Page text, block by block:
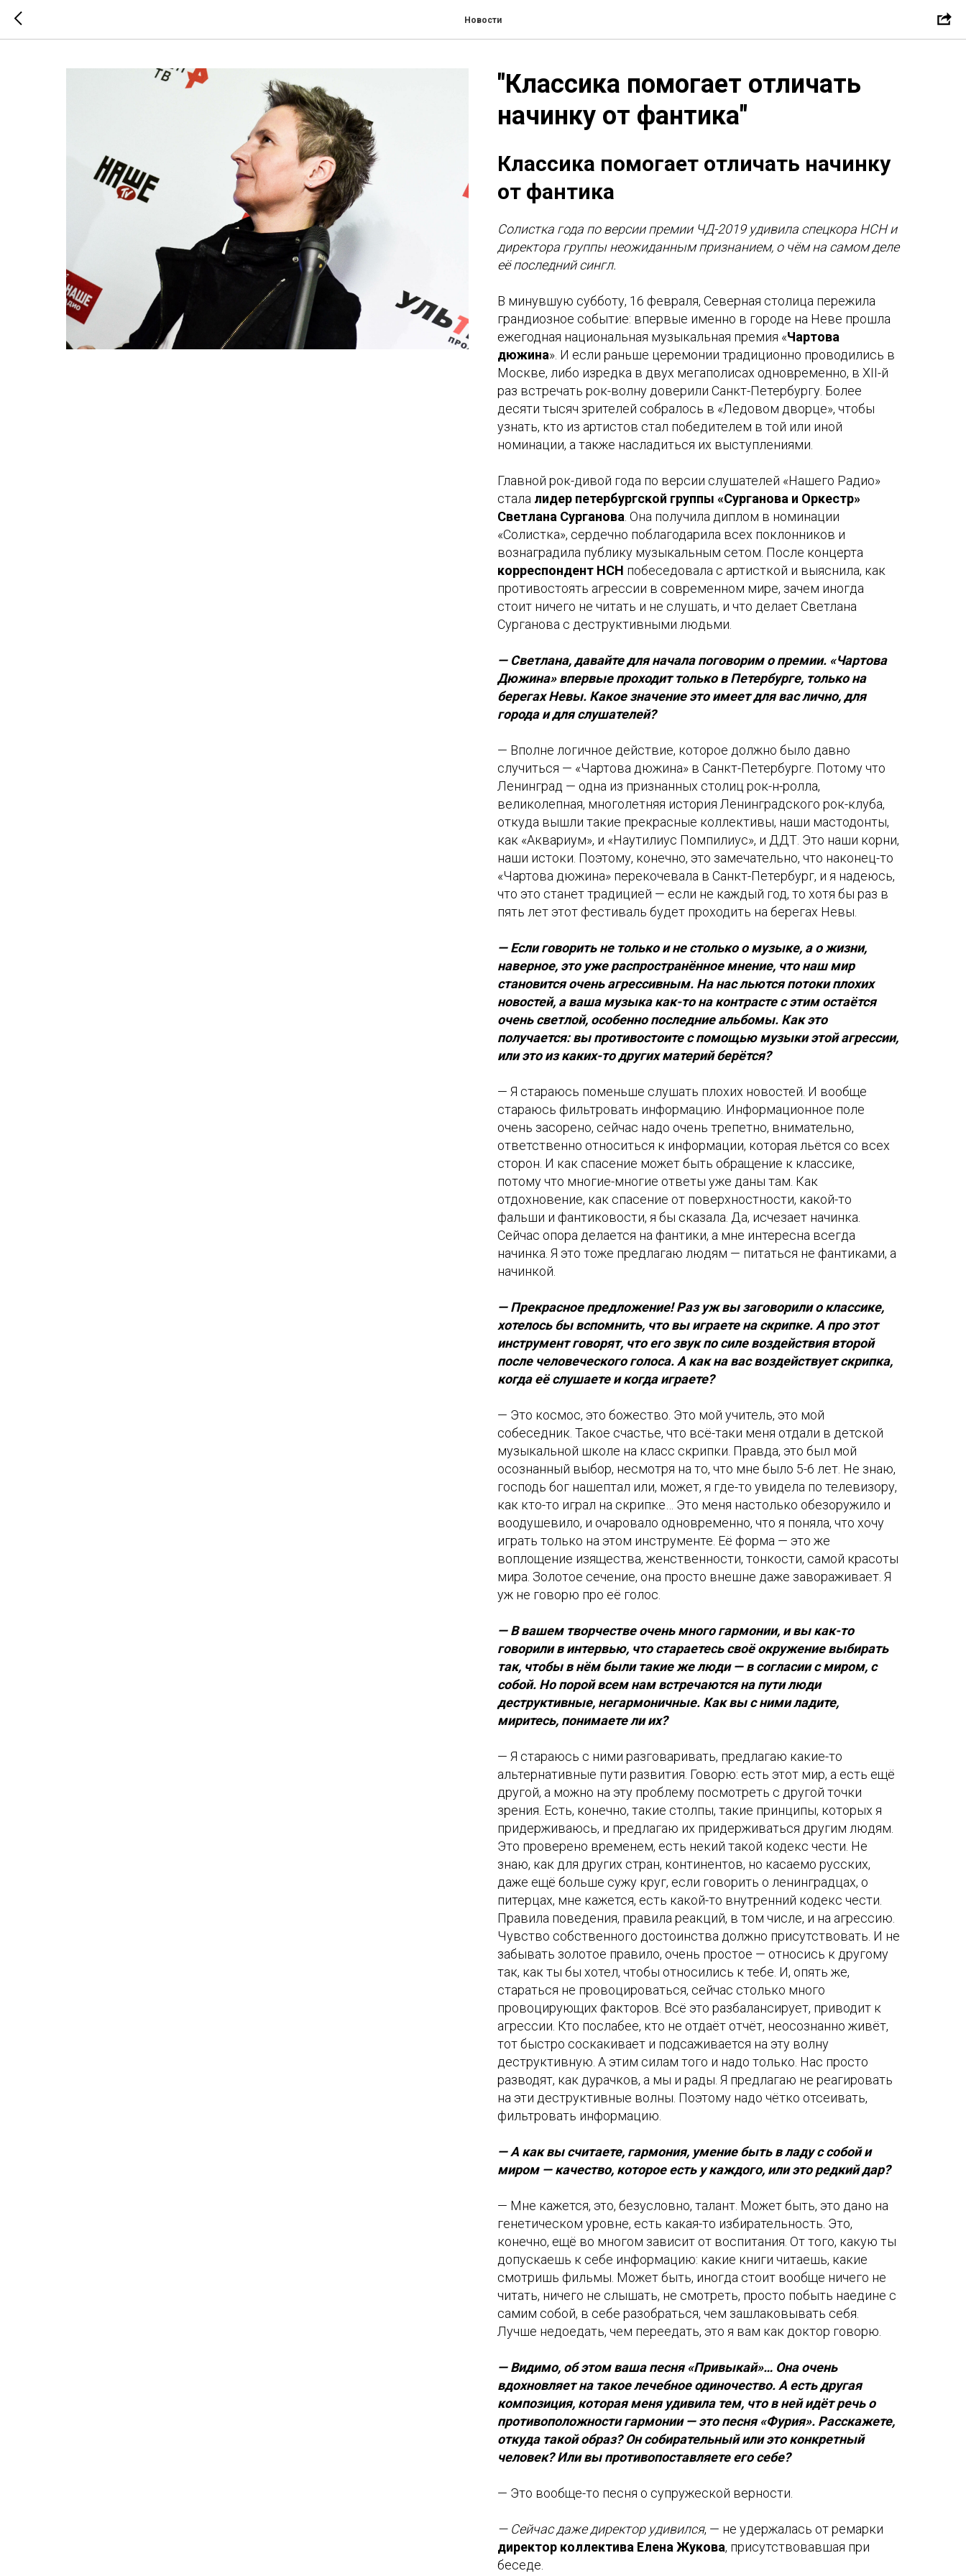
Новости
"Классика помогает отличать
начинку от фантика"
Классика помогает отличать начинку
от фантика
Солистка года по версии премии ЧД-2019 удивила спецкора НСН и
директора группы неожиданным признанием, о чём на самом деле
её последний сингл.
В минувшую субботу, 16 февраля, Северная столица пережила
грандиозное событие: впервые именно в городе на Неве прошла
ежегодная национальная музыкальная премия «Чартова
дюжина». И если раньше церемонии традиционно проводились в
Москве, либо изредка в двух мегаполисах одновременно, в XII-й
раз встречать рок-волну доверили Санкт-Петербургу. Более
десяти тысяч зрителей собралось в «Ледовом дворце», чтобы
узнать, кто из артистов стал победителем в той или иной
номинации, а также насладиться их выступлениями.
Главной рок-дивой года по версии слушателей «Нашего Радио»
стала лидер петербургской группы «Сурганова и Оркестр»
Светлана Сурганова . Она получила диплом в номинации
«Солистка», сердечно поблагодарила всех поклонников и
вознаградила публику музыкальным сетом. После концерта
корреспондент НСН побеседовала с артисткой и выяснила, как
противостоять агрессии в современном мире, зачем иногда
стоит ничего не читать и не слушать, и что делает Светлана
Сурганова с деструктивными людьми.
— Светлана, давайте для начала поговорим о премии. «Чартова
Дюжина» впервые проходит только в Петербурге, только на
берегах Невы. Какое значение это имеет для вас лично, для
города и для слушателей?
— Вполне логичное действие, которое должно было давно
случиться — «Чартова дюжина» в Санкт-Петербурге. Потому что
Ленинград — одна из признанных столиц рок-н-ролла,
великолепная, многолетняя история Ленинградского рок-клуба,
откуда вышли такие прекрасные коллективы, наши мастодонты,
как «Аквариум», и «Наутилиус Помпилиус», и ДДТ. Это наши корни,
наши истоки. Поэтому, конечно, это замечательно, что наконец-то
«Чартова дюжина» перекочевала в Санкт-Петербург, и я надеюсь,
что это станет традицией — если не каждый год, то хотя бы раз в
пять лет этот фестиваль будет проходить на берегах Невы.
— Если говорить не только и не столько о музыке, а о жизни,
наверное, это уже распространённое мнение, что наш мир
становится очень агрессивным. На нас льются потоки плохих
новостей, а ваша музыка как-то на контрасте с этим остаётся
очень светлой, особенно последние альбомы. Как это
получается: вы противостоите с помощью музыки этой агрессии,
или это из каких-то других материй берётся?
— Я стараюсь поменьше слушать плохих новостей. И вообще
стараюсь фильтровать информацию. Информационное поле
очень засорено, сейчас надо очень трепетно, внимательно,
ответственно относиться к информации, которая льётся со всех
сторон. И как спасение может быть обращение к классике,
потому что многие-многие ответы уже даны там. Как
отдохновение, как спасение от поверхностности, какой-то
фальши и фантиковости, я бы сказала. Да, исчезает начинка.
Сейчас опора делается на фантики, а мне интересна всегда
начинка. Я это тоже предлагаю людям — питаться не фантиками, а
начинкой.
— Прекрасное предложение! Раз уж вы заговорили о классике,
хотелось бы вспомнить, что вы играете на скрипке. А про этот
инструмент говорят, что его звук по силе воздействия второй
после человеческого голоса. А как на вас воздействует скрипка,
когда её слушаете и когда играете?
— Это космос, это божество. Это мой учитель, это мой
собеседник. Такое счастье, что всё-таки меня отдали в детской
музыкальной школе на класс скрипки. Правда, это был мой
осознанный выбор, несмотря на то, что мне было 5-6 лет. Не знаю,
господь бог нашептал или, может, я где-то увидела по телевизору,
как кто-то играл на скрипке… Это меня настолько обезоружило и
воодушевило, и очаровало одновременно, что я поняла, что хочу
играть только на этом инструменте. Её форма — это же
воплощение изящества, женственности, тонкости, самой красоты
мира. Золотое сечение, она просто внешне даже завораживает. Я
уж не говорю про её голос.
— В вашем творчестве очень много гармонии, и вы как-то
говорили в интервью, что стараетесь своё окружение выбирать
так, чтобы в нём были такие же люди — в согласии с миром, с
собой. Но порой всем нам встречаются на пути люди
деструктивные, негармоничные. Как вы с ними ладите,
миритесь, понимаете ли их?
— Я стараюсь с ними разговаривать, предлагаю какие-то
альтернативные пути развития. Говорю: есть этот мир, а есть ещё
другой, а можно на эту проблему посмотреть с другой точки
зрения. Есть, конечно, такие столпы, такие принципы, которых я
придерживаюсь, и предлагаю их придерживаться другим людям.
Это проверено временем, есть некий такой кодекс чести. Не
знаю, как для других стран, континентов, но касаемо русских,
даже ещё больше сужу круг, если говорить о ленинградцах, о
питерцах, мне кажется, есть какой-то внутренний кодекс чести.
Правила поведения, правила реакций, в том числе, и на агрессию.
Чувство собственного достоинства должно присутствовать. И не
забывать золотое правило, очень простое — относись к другому
так, как ты бы хотел, чтобы относились к тебе. И, опять же,
стараться не провоцироваться, сейчас столько много
провоцирующих факторов. Всё это разбалансирует, приводит к
агрессии. Кто послабее, кто не отдаёт отчёт, неосознанно живёт,
тот быстро соскакивает и подсаживается на эту волну
деструктивную. А этим силам того и надо только. Нас просто
разводят, как дурачков, а мы и рады. Я предлагаю не реагировать
на эти деструктивные волны. Поэтому надо чётко отсеивать,
фильтровать информацию.
— А как вы считаете, гармония, умение быть в ладу с собой и
миром — качество, которое есть у каждого, или это редкий дар?
— Мне кажется, это, безусловно, талант. Может быть, это дано на
генетическом уровне, есть какая-то избирательность. Это,
конечно, ещё во многом зависит от воспитания. От того, какую ты
допускаешь к себе информацию: какие книги читаешь, какие
смотришь фильмы. Может быть, иногда стоит вообще ничего не
читать, ничего не слышать, не смотреть, просто побыть наедине с
самим собой, в себе разобраться, чем зашлаковывать себя.
Лучше недоедать, чем переедать, это я вам как доктор говорю.
— Видимо, об этом ваша песня «Привыкай»… Она очень
вдохновляет на такое лечебное одиночество. А есть другая
композиция, которая меня удивила тем, что в ней идёт речь о
противоположности гармонии — это песня «Фурия». Расскажете,
откуда такой образ? Он собирательный или это конкретный
человек? Или вы противопоставляете его себе?
— Это вообще-то песня о супружеской верности.
— Сейчас даже директор удивился, — не удержалась от ремарки
директор коллектива Елена Жукова, присутствовавшая при
беседе.